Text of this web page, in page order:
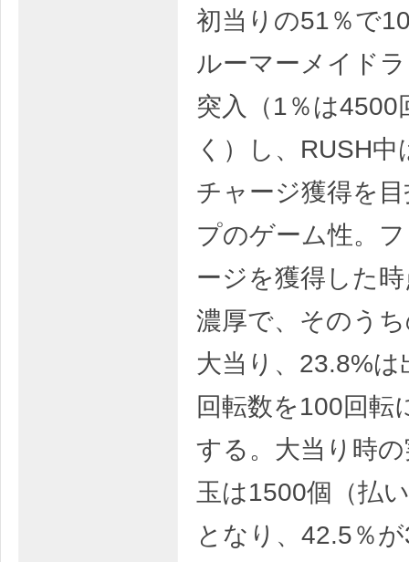
初当りの51％で
ルーマーメイド
突入（1％は4500
く）し、RUSH
チャージ獲得を
プのゲーム性。
ージを獲得した
濃厚で、そのう
大当り、23.8%は
回転数を100回転
する。大当り時
玉は1500個（払
となり、42.5％